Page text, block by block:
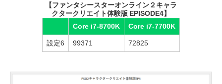
【ファンタシースターオンライン２キャラ
クタークリエイト体験版 EPISODE4】
Core i7-8700K
Core i7-7700K
設定6 99371 72825